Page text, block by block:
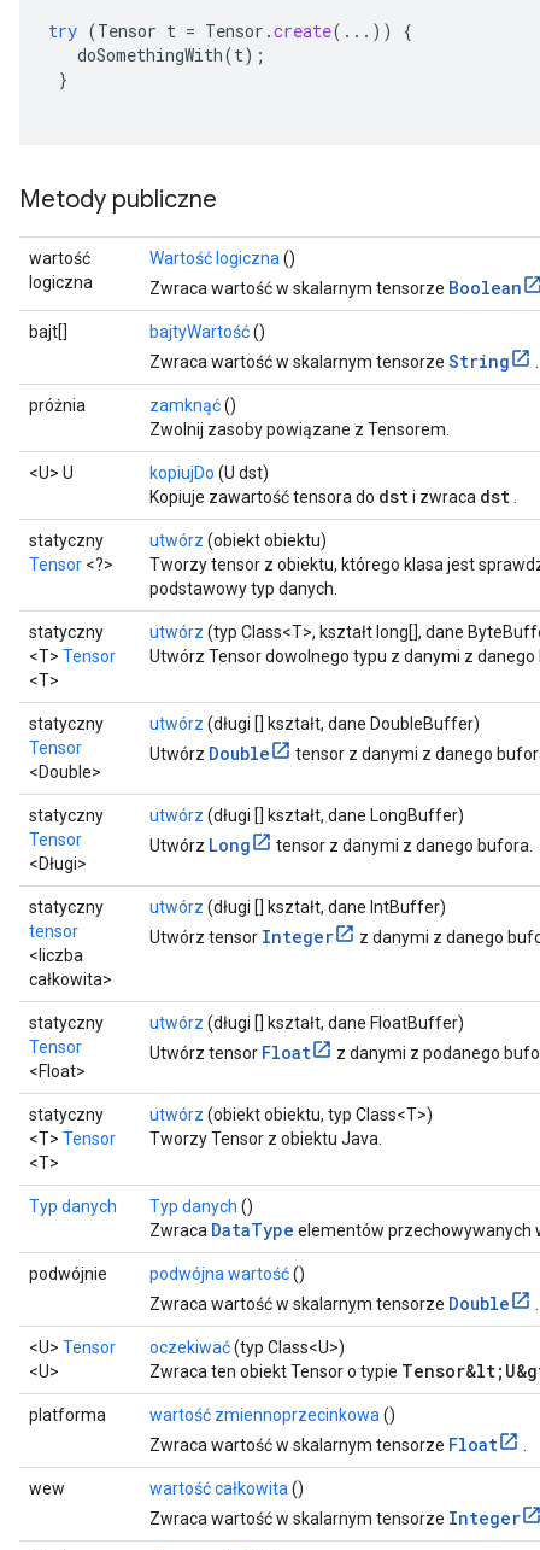
try (Tensor t = Tensor .create(...))
{
doSomethingWith(t);
}
Metody publiczne
wartość
logiczna
Wartość logiczna ()
Zwraca wartość w skalarnym tensorze Boolean
bajt[] bajtyWartość()
Zwraca wartość w skalarnym tensorze String
próżnia zamknąć()
Zwolnij zasoby powiązane z Tensorem.
<U> U kopiujDo (U dst)
Kopiuje zawartość tensora do dst i zwraca dst
statyczny
Tensor <?>
utwórz (obiekt obiektu)
Tworzy tensor z obiektu, którego klasa jest
podstawowy typ danych.
statyczny
<T> Tensor
<T>
utwórz (typ Class<T>, kształt long[], dane
Utwórz Tensor dowolnego typu z danymi z danego
statyczny
Tensor
<Double>
utwórz (długi [] kształt, dane DoubleBuffer)
Utwórz Double tensor z danymi z danego
statyczny
Tensor
<Długi>
utwórz (długi [] kształt, dane LongBuffer)
Utwórz Long tensor z danymi z danego bufora.
statyczny
tensor
<liczba
całkowita>
utwórz (długi [] kształt, dane IntBuffer)
Utwórz tensor Integer z danymi z danego
statyczny
Tensor
<Float>
utwórz (długi [] kształt, dane FloatBuffer)
Utwórz tensor Float z danymi z podanego
statyczny
<T> Tensor
<T>
utwórz (obiekt obiektu, typ Class<T>)
Tworzy Tensor z obiektu Java.
Typ danych Typ danych ()
Zwraca DataType elementów przechowywanych
podwójnie podwójna wartość()
Zwraca wartość w skalarnym tensorze Double
<U> Tensor
<U>
oczekiwać(typ Class<U>)
Zwraca ten obiekt Tensor o typie
platforma wartość zmiennoprzecinkowa ()
Zwraca wartość w skalarnym tensorze Float
wew wartość całkowita ()
Zwraca wartość w skalarnym tensorze Integer